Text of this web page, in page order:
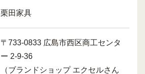
栗田家具
〒733-0833 広島市西区商工センタ
ー 2-9-36
（ブランドショップ エクセルさん